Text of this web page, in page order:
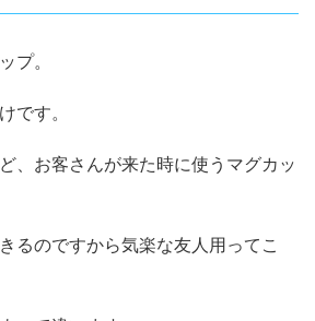
プ。
です。
、お客さんが来た時に使うマグカッ
るのですから気楽な友人用ってこ